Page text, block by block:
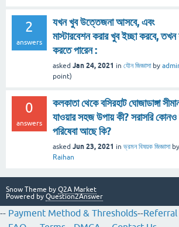
2
answers
যখন খুব উত্তেজনা আসবে, এবং
মাস্টারবেশন করার খুব ইচ্ছা করবে, তখন
করতে পারেন :
asked Jan 24, 2021 in যৌন জিজ্ঞাসা by
point)
0
answers
কলকাতা থেকে বসিরহাট ঘোজাডাঙ্গা
যাওয়ার সহজ উপায় কী? সরাসরি কোনও
পরিষেবা আছে কি?
asked Jun 23, 2021 inভ্রমন বিষয়ক জিজ্ঞাসা by
Raihan
Snow Theme by Q2A Market
Powered by Question2Answer
-- Payment Method & Thresholds--